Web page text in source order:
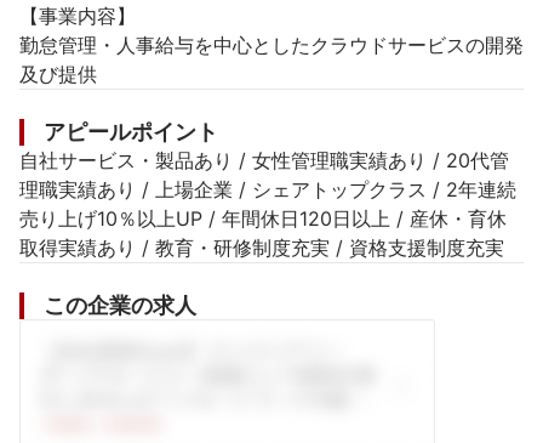
【事業内容】
勤怠管理・人事給与を中心としたクラウドサービスの開発
アピールポイント
自社サービス・製品あり / 女性管理職実績あり / 20代管
理職実績あり / 上場企業 / シェアトップクラス / 2年連続
売り上げ10％以上UP / 年間休日120日以上 / 産休・育休
取得実績あり / 教育・研修制度充実 / 資格支援制度充実
この企業の求人